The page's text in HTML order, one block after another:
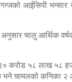
आईसिपी
चालु आर्थिक
करोड ५८ लाख ५८
चामलको कनिका २